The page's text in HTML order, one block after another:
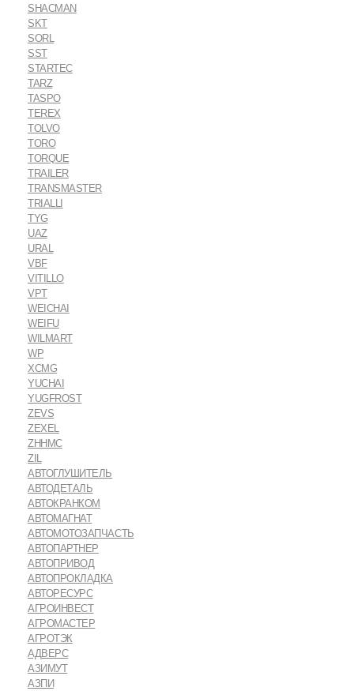
SHACMAN
SKT
SORL
SST
STARTEC
TARZ
TASPO
TEREX
TOLVO
TORO
TORQUE
TRAILER
TRANSMASTER
TRIALLI
TYG
UAZ
URAL
VBF
VITILLO
VPT
WEICHAI
WEIFU
WILMART
WP
XCMG
YUCHAI
YUGFROST
ZEVS
ZEXEL
ZHHMC
ZIL
АВТОГЛУШИТЕЛЬ
АВТОДЕТАЛЬ
АВТОКРАНКОМ
АВТОМАГНАТ
АВТОМОТОЗАПЧАСТЬ
АВТОПАРТНЕР
АВТОПРИВОД
АВТОПРОКЛАДКА
АВТОРЕСУРС
АГРОИНВЕСТ
АГРОМАСТЕР
АГРОТЭК
АДВЕРС
АЗИМУТ
АЗПИ